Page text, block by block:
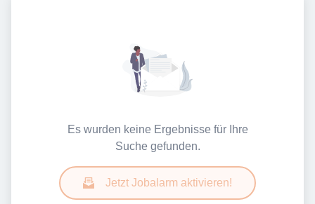
Es wurden keine Ergebnisse für Ihre
Suche gefunden.
Jetzt Jobalarm aktivieren!